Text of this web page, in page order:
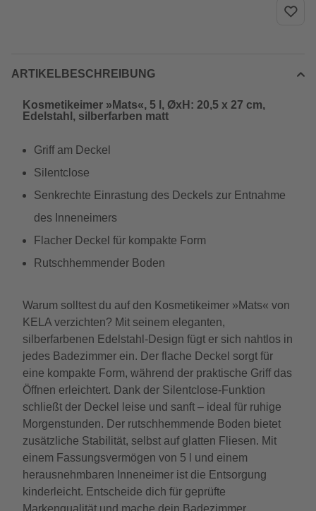
ARTIKELBESCHREIBUNG
Kosmetikeimer »Mats«, 5 l, ØxH: 20,5 x 27 cm,
Edelstahl, silberfarben matt
Griff am Deckel
Silentclose
Senkrechte Einrastung des Deckels zur Entnahme
des Inneneimers
Flacher Deckel für kompakte Form
Rutschhemmender Boden
Warum solltest du auf den Kosmetikeimer »Mats« von
KELA verzichten? Mit seinem eleganten,
silberfarbenen Edelstahl-Design fügt er sich nahtlos in
jedes Badezimmer ein. Der flache Deckel sorgt für
eine kompakte Form, während der praktische Griff das
Öffnen erleichtert. Dank der Silentclose-Funktion
schließt der Deckel leise und sanft – ideal für ruhige
Morgenstunden. Der rutschhemmende Boden bietet
zusätzliche Stabilität, selbst auf glatten Fliesen. Mit
einem Fassungsvermögen von 5 l und einem
herausnehmbaren Inneneimer ist die Entsorgung
kinderleicht. Entscheide dich für geprüfte
Markenqualität und mache dein Badezimmer